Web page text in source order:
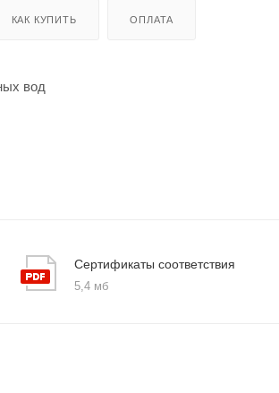
КАК КУПИТЬ ОПЛАТА
вод
Сертификаты соответствия
5,4 мб